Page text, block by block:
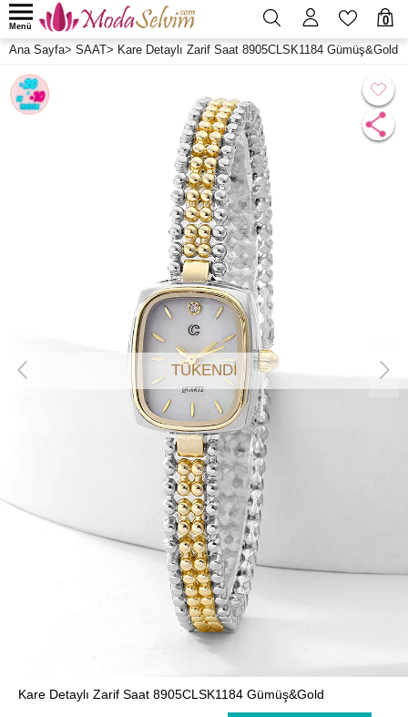
0
Menü
Ana Sayfa> SAAT> Kare Detaylı Zarif Saat 8905CLSK1184 Gümüş&Gold
TÜKENDİ
Kare Detaylı Zarif Saat 8905CLSK1184 Gümüş&Gold